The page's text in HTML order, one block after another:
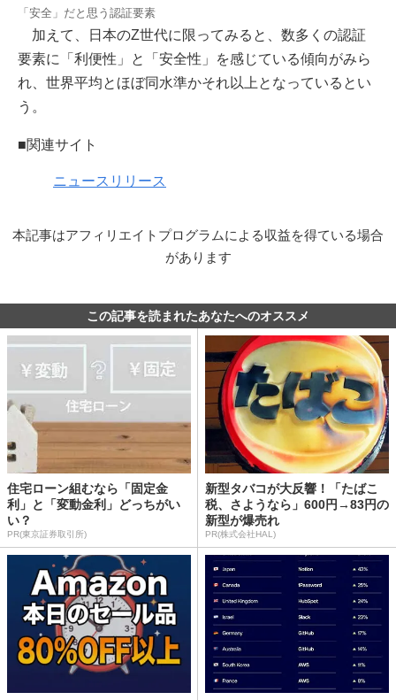
「安全」だと思う認証要素
加えて、日本のZ世代に限ってみると、数多くの認証
要素に「利便性」と「安全性」を感じている傾向がみら
れ、世界平均とほぼ同水準かそれ以上となっているとい
う。
■関連サイト
ニュースリリース
本記事はアフィリエイトプログラムによる収益を得ている場合
があります
この記事を読まれたあなたへのオススメ
住宅ローン組むなら「固定金
利」と「変動金利」どっちがい
い？
PR(東京証券取引所)
新型タバコが大反響！「たばこ
税、さようなら」600円→83円の
新型が爆売れ
PR(株式会社HAL)